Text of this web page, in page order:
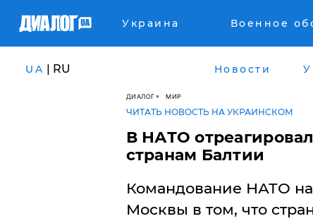
Украина Военное
UA | RU Новости
ДИАЛОГ МИР
ЧИТАТЬ НОВОСТЬ НА УКРАИНСКОМ
В НАТО
странам Балтии
Командование НАТО
Москвы в том, что